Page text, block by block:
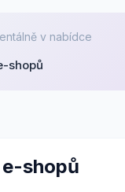
v nabídce
shopů
shopů